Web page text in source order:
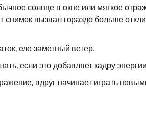
солнце в окне или мягкое
снимок вызвал гораздо больше
еле заметный ветер.
если это добавляет кадру
вдруг начинает играть